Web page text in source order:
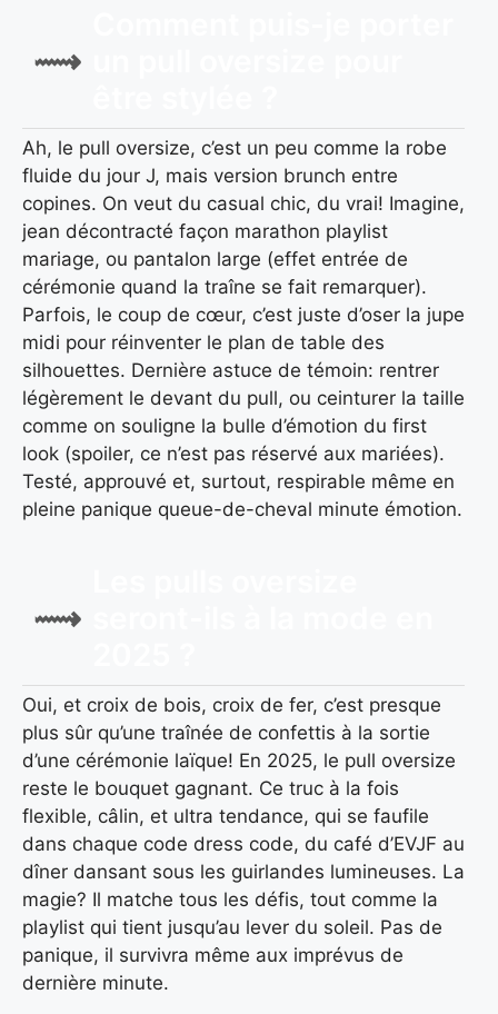
Ah, le pull oversize, c’est un peu comme la robe
fluide du jour J, mais version brunch entre
copines. On veut du casual chic, du vrai! Imagine,
jean décontracté façon marathon playlist
mariage, ou pantalon large (effet entrée de
cérémonie quand la traîne se fait remarquer).
Parfois, le coup de cœur, c’est juste d’oser la jupe
midi pour réinventer le plan de table des
silhouettes. Dernière astuce de témoin: rentrer
légèrement le devant du pull, ou ceinturer la taille
comme on souligne la bulle d’émotion du first
look (spoiler, ce n’est pas réservé aux mariées).
Testé, approuvé et, surtout, respirable même en
pleine panique queue-de-cheval minute émotion.
Oui, et croix de bois, croix de fer, c’est presque
plus sûr qu’une traînée de confettis à la sortie
d’une cérémonie laïque! En 2025, le pull oversize
reste le bouquet gagnant. Ce truc à la fois
flexible, câlin, et ultra tendance, qui se faufile
dans chaque code dress code, du café d’EVJF au
dîner dansant sous les guirlandes lumineuses. La
magie? Il matche tous les défis, tout comme la
playlist qui tient jusqu’au lever du soleil. Pas de
panique, il survivra même aux imprévus de
dernière minute.